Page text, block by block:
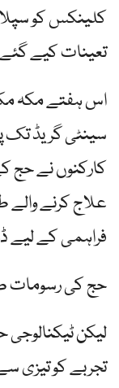
کلینکس کو
تعینات کیے
سینٹی گریڈ
کارکنوں نے حج
علاج کرنے
فراہمی کے لیے
حج کی رسومات
لیکن ٹیکنالوجی